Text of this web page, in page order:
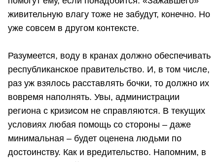
живительную влагу тоже не забудут, конечно. Но
уже совсем в другом контексте.
Разумеется, воду в кранах должно обеспечивать
республиканское правительство. И, в том числе,
раз уж взялось расставлять бочки, то должно их
вовремя наполнять. Увы, администрации
региона с кризисом не справляются. В текущих
условиях любая помощь со стороны – даже
минимальная – будет оценена людьми по
достоинству. Как и вредительство. Напомним, в